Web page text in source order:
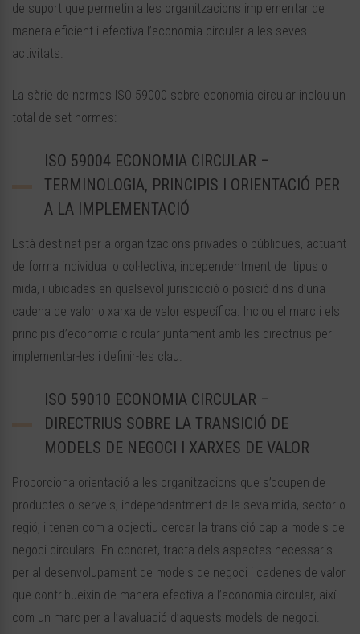
de suport que permetin a les organitzacions implementar de
manera eficient i efectiva l’economia circular a les seves
activitats.
La sèrie de normes ISO 59000 sobre economia circular inclou un
total de set normes:
ISO 59004 ECONOMIA CIRCULAR –
TERMINOLOGIA, PRINCIPIS I ORIENTACIÓ PER
A LA IMPLEMENTACIÓ
Està destinat per a organitzacions privades o públiques, actuant
de forma individual o col·lectiva, independentment del tipus o
mida, i ubicades en qualsevol jurisdicció o posició dins d’una
cadena de valor o xarxa de valor específica. Inclou el marc i els
principis d’economia circular juntament amb les directrius per
implementar-les i definir-les clau.
ISO 59010 ECONOMIA CIRCULAR –
DIRECTRIUS SOBRE LA TRANSICIÓ DE
MODELS DE NEGOCI I XARXES DE VALOR
Proporciona orientació a les organitzacions que s’ocupen de
productes o serveis, independentment de la seva mida, sector o
regió, i tenen com a objectiu cercar la transició cap a models de
negoci circulars. En concret, tracta dels aspectes necessaris
per al desenvolupament de models de negoci i cadenes de valor
que contribueixin de manera efectiva a l’economia circular, així
com un marc per a l’avaluació d’aquests models de negoci.